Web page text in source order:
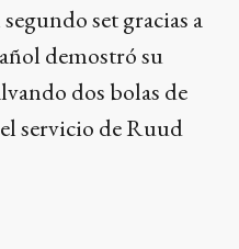
set gracias a
demostró su
dos bolas de
servicio de Ruud